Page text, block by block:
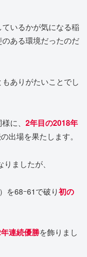
いるかが気になる稲
ある環境だったのだ
もありがたいことでし
に、 2年目の2018年
出場を果たします。
ましたが、
を68ｰ61で破り初の
連続優勝を飾りまし